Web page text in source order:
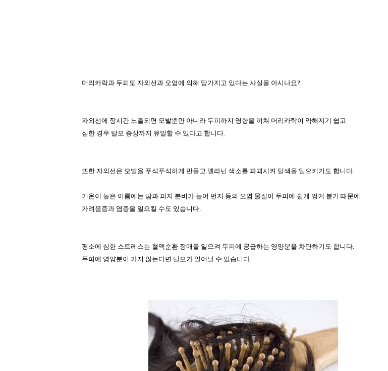
머리카락과 두피도 자외선과 오염에 의해 망가지고 있다는 사실을 아시나요?
자외선에 장시간 노출되면 모발뿐만 아니라 두피까지 영향을 끼쳐 머리카락이 약해지기 쉽고
심한 경우 탈모 증상까지 유발할 수 있다고 합니다.
또한 자외선은 모발을 푸석푸석하게 만들고 멜라닌 색소를 파괴시켜 탈색을 일으키기도 합니다.
기온이 높은 여름에는 땀과 피지 분비가 늘어 먼지 등의 오염 물질이 두피에 쉽게 엉겨 붙기 때문에
가려움증과 염증을 일으킬 수도 있습니다.
평소에 심한 스트레스는 혈액순환 장애를 일으켜 두피에 공급하는 영양분을 차단하기도 합니다.
두피에 영양분이 가지 않는다면 탈모가 일어날 수 있습니다.